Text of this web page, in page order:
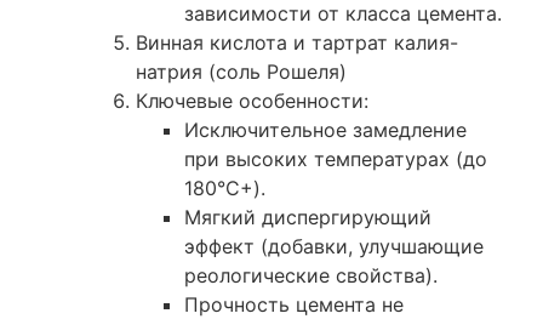
зависимости от класса цемента.
Винная кислота и тартрат калия-
натрия (соль Рошеля)
Ключевые особенности:
Исключительное замедление
при высоких температурах (до
180°C+).
Мягкий диспергирующий
эффект (добавки, улучшающие
реологические свойства).
Прочность цемента не